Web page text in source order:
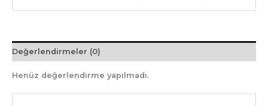
Değerlendirmeler (0)
Henüz değerlendirme yapılmadı.